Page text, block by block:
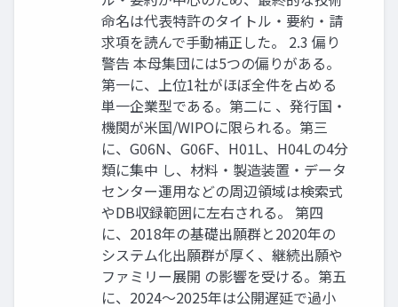
命名は代表特許のタイトル・要約・請
求項を読んで手動補正した。 2.3 偏り
警告 本母集団には5つの偏りがある。
第一に、上位1社がほぼ全件を占める
単一企業型である。第二に 、発行国・
機関が米国/WIPOに限られる。第三
に、G06N、G06F、H01L、H04Lの4分
類に集中 し、材料・製造装置・データ
センター運用などの周辺領域は検索式
やDB収録範囲に左右される。 第四
に、2018年の基礎出願群と2020年の
システム化出願群が厚く、継続出願や
ファミリー展開 の影響を受ける。第五
に、2024〜2025年は公開遅延で過小